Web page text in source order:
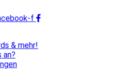
f
& mehr!
an?